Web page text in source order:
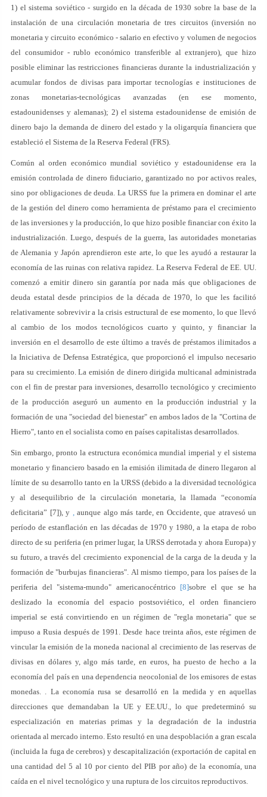
1) el sistema soviético - surgido en la década de 1930 sobre la base de la
instalación de una circulación monetaria de tres circuitos (inversión no
monetaria y circuito económico - salario en efectivo y volumen de negocios
del consumidor - rublo económico transferible al extranjero), que hizo
posible eliminar las restricciones financieras durante la industrialización y
acumular fondos de divisas para importar tecnologías e instituciones de
zonas monetarias-tecnológicas avanzadas (en ese momento,
estadounidenses y alemanas); 2) el sistema estadounidense de emisión de
dinero bajo la demanda de dinero del estado y la oligarquía financiera que
estableció el Sistema de la Reserva Federal (FRS).
Común al orden económico mundial soviético y estadounidense era la
emisión controlada de dinero fiduciario, garantizado no por activos reales,
sino por obligaciones de deuda. La URSS fue la primera en dominar el arte
de la gestión del dinero como herramienta de préstamo para el crecimiento
de las inversiones y la producción, lo que hizo posible financiar con éxito la
industrialización. Luego, después de la guerra, las autoridades monetarias
de Alemania y Japón aprendieron este arte, lo que les ayudó a restaurar la
economía de las ruinas con relativa rapidez. La Reserva Federal de EE. UU.
comenzó a emitir dinero sin garantía por nada más que obligaciones de
deuda estatal desde principios de la década de 1970, lo que les facilitó
relativamente sobrevivir a la crisis estructural de ese momento, lo que llevó
al cambio de los modos tecnológicos cuarto y quinto, y financiar la
inversión en el desarrollo de este último a través de préstamos ilimitados a
la Iniciativa de Defensa Estratégica, que proporcionó el impulso necesario
para su crecimiento. La emisión de dinero dirigida multicanal administrada
con el fin de prestar para inversiones, desarrollo tecnológico y crecimiento
de la producción aseguró un aumento en la producción industrial y la
formación de una "sociedad del bienestar" en ambos lados de la "Cortina de
Hierro", tanto en el socialista como en países capitalistas desarrollados.
Sin embargo, pronto la estructura económica mundial imperial y el sistema
monetario y financiero basado en la emisión ilimitada de dinero llegaron al
límite de su desarrollo tanto en la URSS (debido a la diversidad tecnológica
y al desequilibrio de la circulación monetaria, la llamada “economía
deficitaria” [7]), y ,aunque algo más tarde, en Occidente, que atravesó un
período de estanflación en las décadas de 1970 y 1980, a la etapa de robo
directo de su periferia (en primer lugar, la URSS derrotada y ahora Europa) y
su futuro, a través del crecimiento exponencial de la carga de la deuda y la
formación de "burbujas financieras". Al mismo tiempo, para los países de la
periferia del "sistema-mundo" americanocéntrico [8]sobre el que se ha
deslizado la economía del espacio postsoviético, el orden financiero
imperial se está convirtiendo en un régimen de "regla monetaria" que se
impuso a Rusia después de 1991. Desde hace treinta años, este régimen de
vincular la emisión de la moneda nacional al crecimiento de las reservas de
divisas en dólares y, algo más tarde, en euros, ha puesto de hecho a la
economía del país en una dependencia neocolonial de los emisores de estas
monedas. . La economía rusa se desarrolló en la medida y en aquellas
direcciones que demandaban la UE y EE.UU., lo que predeterminó su
especialización en materias primas y la degradación de la industria
orientada al mercado interno. Esto resultó en una despoblación a gran escala
(incluida la fuga de cerebros) y descapitalización (exportación de capital en
una cantidad del 5 al 10 por ciento del PIB por año) de la economía, una
caída en el nivel tecnológico y una ruptura de los circuitos reproductivos.